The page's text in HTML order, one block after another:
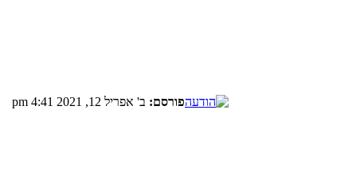
פורסם: ב' אפריל 12, 2021 4:41 pm